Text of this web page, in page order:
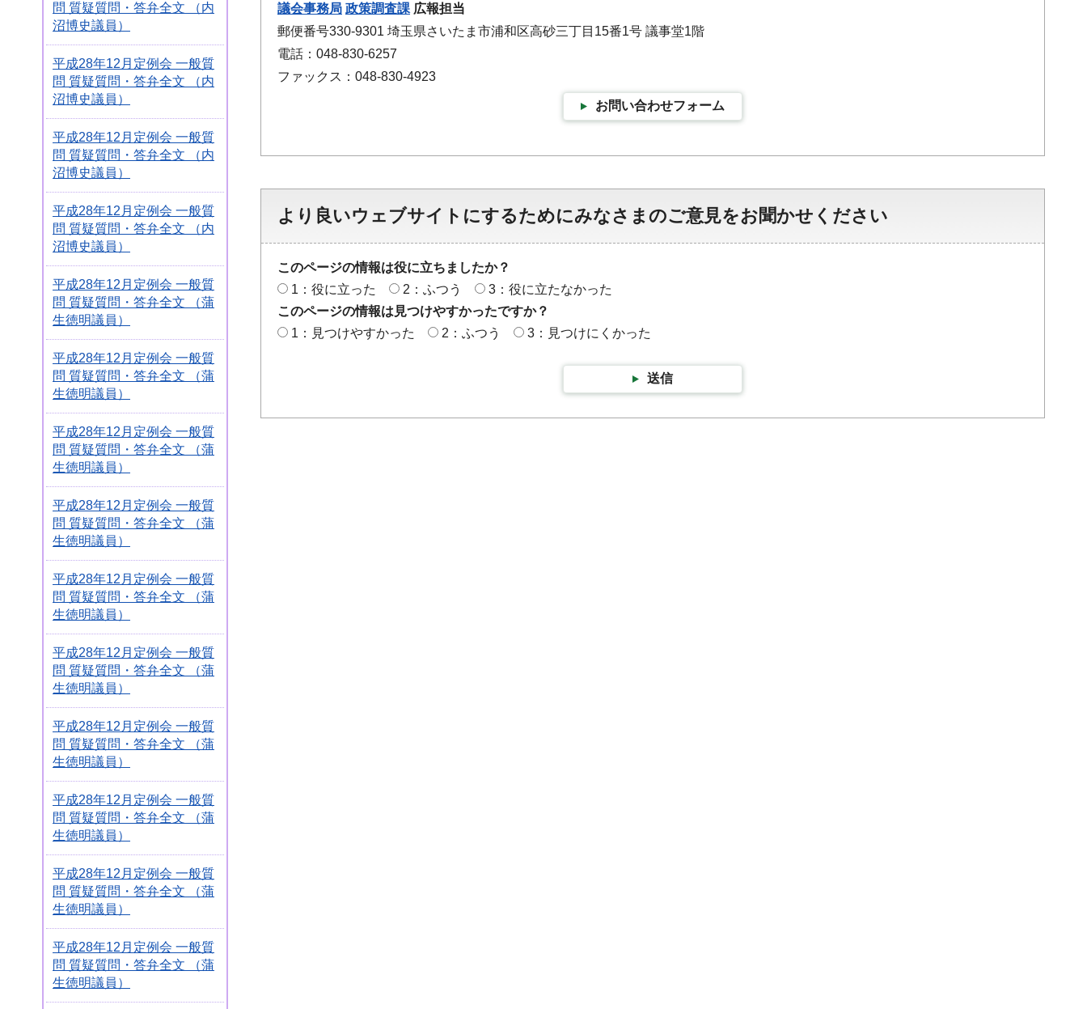
問 質疑質問・答弁全文 （内
沼博史議員）
平成28年12月定例会 一般質
問 質疑質問・答弁全文 （内
沼博史議員）
平成28年12月定例会 一般質
問 質疑質問・答弁全文 （内
沼博史議員）
平成28年12月定例会 一般質
問 質疑質問・答弁全文 （内
沼博史議員）
平成28年12月定例会 一般質
問 質疑質問・答弁全文 （蒲
生徳明議員）
平成28年12月定例会 一般質
問 質疑質問・答弁全文 （蒲
生徳明議員）
平成28年12月定例会 一般質
問 質疑質問・答弁全文 （蒲
生徳明議員）
平成28年12月定例会 一般質
問 質疑質問・答弁全文 （蒲
生徳明議員）
平成28年12月定例会 一般質
問 質疑質問・答弁全文 （蒲
生徳明議員）
平成28年12月定例会 一般質
問 質疑質問・答弁全文 （蒲
生徳明議員）
平成28年12月定例会 一般質
問 質疑質問・答弁全文 （蒲
生徳明議員）
平成28年12月定例会 一般質
問 質疑質問・答弁全文 （蒲
生徳明議員）
平成28年12月定例会 一般質
問 質疑質問・答弁全文 （蒲
生徳明議員）
平成28年12月定例会 一般質
問 質疑質問・答弁全文 （蒲
生徳明議員）
議会事務局 政策調査課 広報担当
郵便番号330-9301 埼玉県さいたま市浦和区高砂三丁目15番1号 議事堂1階
電話：048-830-6257
ファックス：048-830-4923
お問い合わせフォーム
より良いウェブサイトにするためにみなさまのご意見をお聞かせください
このページの情報は役に立ちましたか？
1：役に立った
2：ふつう
3：役に立たなかった
このページの情報は見つけやすかったですか？
1：見つけやすかった
2：ふつう 3：見つけにくかった
送信